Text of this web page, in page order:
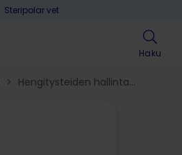
Steripolar vet
Haku
> Hengitysteiden hallinta​